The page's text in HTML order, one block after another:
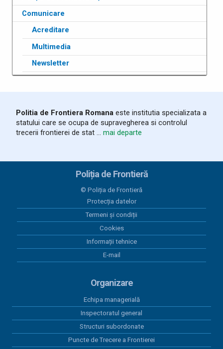
Comunicare
Acreditare
Multimedia
Newsletter
Politia de Frontiera Romana este institutia specializata a
statului care se ocupa de supravegherea si controlul
trecerii frontierei de stat ... mai departe
Poliția de Frontieră
© Poliția de Frontieră
Protecția datelor
Termeni și condiții
Cookies
Informații tehnice
E-mail
Organizare
Echipa managerială
Inspectoratul general
Structuri subordonate
Puncte de Trecere a Frontierei